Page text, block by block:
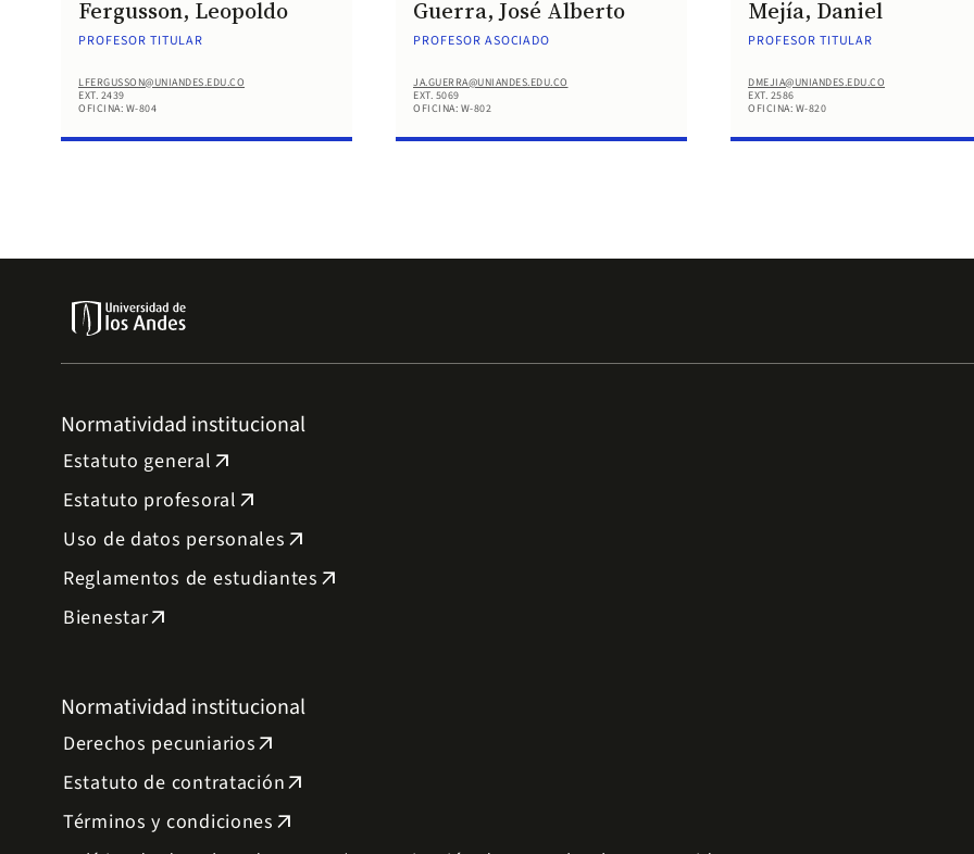
Fergusson, Leopoldo
PROFESOR TITULAR
LFERGUSSON@UNIANDES.EDU.CO
EXT. 2439
OFICINA: W-804
Guerra, José Alberto
PROFESOR ASOCIADO
JA.GUERRA@UNIANDES.EDU.CO
EXT. 5069
OFICINA: W-802
Mejía, Daniel
PROFESOR TITULAR
DMEJIA@UNIANDES.EDU.CO
EXT. 2586
OFICINA: W-820
Normatividad institucional
Estatuto general arrow_outward
Estatuto profesoral arrow_outward
Uso de datos personales arrow_outward
Reglamentos de estudiantes arrow_outward
Bienestararrow_outward
Normatividad institucional
Derechos pecuniariosarrow_outward
Estatuto de contrataciónarrow_outward
Términos y condiciones arrow_outward